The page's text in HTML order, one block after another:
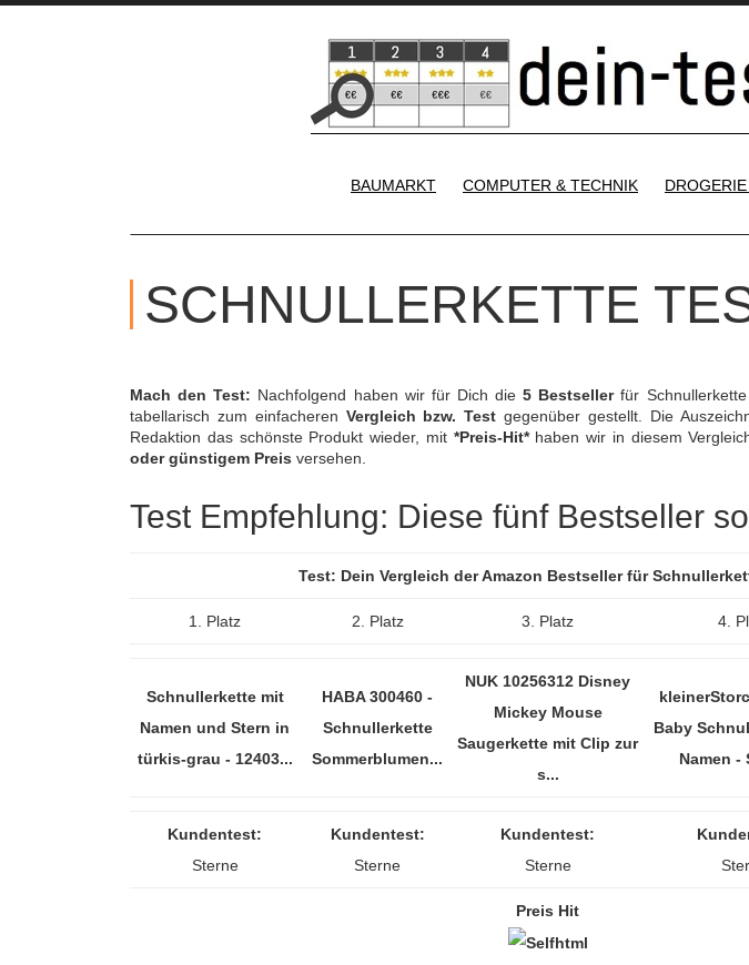
BAUMARKT
COMPUTER & TECHNIK
SCHNULLERKETTE
Mach den Test: Nachfolgend haben wir für Dich die5 Bestsellerfür Schnullerkette
tabellarisch zum einfacheren Vergleich bzw. Test gegenüber gestellt. Die
Redaktion das schönste Produkt wieder, mit *Preis-Hit*haben wir in diesem
oder günstigem Preis versehen.
Test Empfehlung: Diese fünf Bestseller
Test: Dein Vergleich der Amazon Bestseller für
1. Platz 2. Platz 3. Platz 4.
Schnullerkette mit
Namen und Stern in
türkis-grau - 12403...
HABA 300460 -
Schnullerkette
Sommerblumen...
NUK 10256312 Disney
Mickey Mouse
Saugerkette mit Clip zur
s...
Baby
Namen
Kundentest:
Sterne
Kundentest:
Sterne
Kundentest:
Sterne
Preis Hit